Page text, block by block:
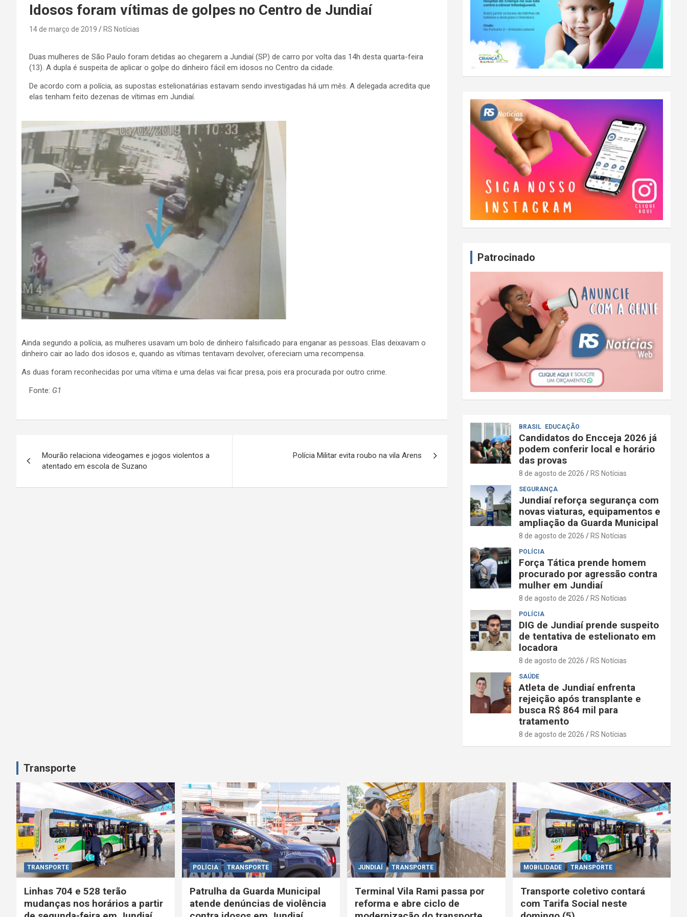
Idosos foram vítimas de golpes no Centro de Jundiaí
14 de março de 2019 RS Notícias
Duas mulheres de São Paulo foram detidas ao chegarem a Jundiaí (SP) de carro por volta das 14h desta quarta-feira
(13). A dupla é suspeita de aplicar o golpe do dinheiro fácil em idosos no Centro da cidade.
De acordo com a polícia, as supostas estelionatárias estavam sendo investigadas há um mês. A delegada acredita que
elas tenham feito dezenas de vítimas em Jundiaí.
Ainda segundo a polícia, as mulheres usavam um bolo de dinheiro falsificado para enganar as pessoas. Elas deixavam o
dinheiro cair ao lado dos idosos e, quando as vítimas tentavam devolver, ofereciam uma recompensa.
As duas foram reconhecidas por uma vítima e uma delas vai ficar presa, pois era procurada por outro crime.
Fonte: G1
v
Mourão relaciona videogames e jogos violentos a
atentado em escola de Suzano
Polícia Militar evita roubo na vila Arens
Patrocinado
BRASIL EDUCAÇÃO
Candidatos do Encceja 2026 já
podem conferir local e horário
das provas
8 de agosto de 2026 RS Notícias
SEGURANÇA
Jundiaí reforça segurança com
novas viaturas, equipamentos e
ampliação da Guarda Municipal
8 de agosto de 2026 RS Notícias
POLÍCIA
Força Tática prende homem
procurado por agressão contra
mulher em Jundiaí
8 de agosto de 2026 RS Notícias
POLÍCIA
DIG de Jundiaí prende suspeito
de tentativa de estelionato em
locadora
8 de agosto de 2026 RS Notícias
SAÚDE
Atleta de Jundiaí enfrenta
rejeição após transplante e
busca R$ 864 mil para
tratamento
8 de agosto de 2026 RS Notícias
Transporte
TRANSPORTE
Linhas 704 e 528 terão
mudanças nos horários a partir
POLÍCIA TRANSPORTE
Patrulha da Guarda Municipal
atende denúncias de violência
JUNDIAÍ TRANSPORTE
Terminal Vila Rami passa por
reforma e abre ciclo de
MOBILIDADE TRANSPORTE
Transporte coletivo contará
com Tarifa Social neste